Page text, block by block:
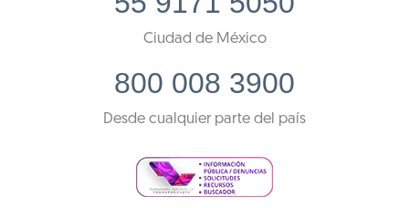
Ciudad de México
800 008 3900
Desde cualquier parte del país